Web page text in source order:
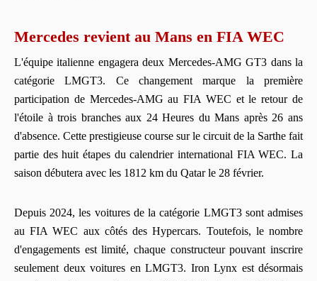
Mercedes revient au Mans en FIA WEC
L'équipe italienne engagera deux Mercedes-AMG GT3 dans la
catégorie LMGT3. Ce changement marque la première
participation de Mercedes-AMG au FIA WEC et le retour de
l'étoile à trois branches aux 24 Heures du Mans après 26 ans
d'absence. Cette prestigieuse course sur le circuit de la Sarthe fait
partie des huit étapes du calendrier international FIA WEC. La
saison débutera avec les 1812 km du Qatar le 28 février.
Depuis 2024, les voitures de la catégorie LMGT3 sont admises
au FIA WEC aux côtés des Hypercars. Toutefois, le nombre
d'engagements est limité, chaque constructeur pouvant inscrire
seulement deux voitures en LMGT3. Iron Lynx est désormais